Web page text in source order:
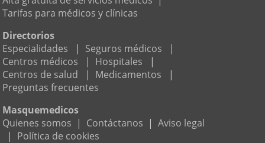
Tarifas para médicos y clínicas
Directorios
Especialidades
| Seguros médicos
|
Centros médicos
| Hospitales
|
Centros de salud
| Medicamentos
|
Preguntas frecuentes
Masquemedicos
Quienes somos | Contáctanos | Aviso legal
| Política de cookies